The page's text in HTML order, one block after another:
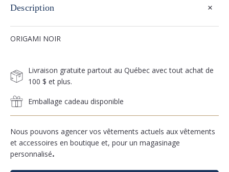
Description +
ORIGAMI NOIR
Livraison gratuite partout au Québec avec tout achat de
100 $ et plus.
Emballage cadeau disponible
Nous pouvons agencer vos vêtements actuels aux vêtements
et accessoires en boutique et, pour un magasinage
personnalisé.